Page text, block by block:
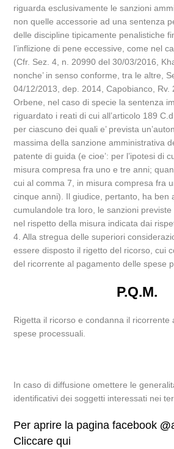
riguarda esclusivamente le sanzioni
non quelle accessorie ad una sentenza
delle discipline tipicamente penalistiche
l’inflizione di pene eccessive, come nel
(Cfr. Sez. 4, n. 20990 del 30/03/2016,
nonche’ in senso conforme, tra le altre,
04/12/2013, dep. 2014, Capobianco, Rv.
Orbene, nel caso di specie la sentenza
riguardato i reati di cui all’articolo 189
per ciascuno dei quali e’ prevista
massima della sanzione amministrativa
patente di guida (e cioe’: per l’ipotesi di
misura compresa fra uno e tre anni;
cui al comma 7, in misura compresa fra
cinque anni). Il giudice, pertanto, ha ben
cumulandole tra loro, le sanzioni previste
nel rispetto della misura indicata dai
4. Alla stregua delle superiori
essere disposto il rigetto del ricorso, cui
del ricorrente al pagamento delle spese
P.Q.M.
Rigetta il ricorso e condanna il ricorrente
spese processuali.
In caso di diffusione omettere le
identificativi dei soggetti interessati nei
Per aprire la pagina facebook @
Cliccare qui